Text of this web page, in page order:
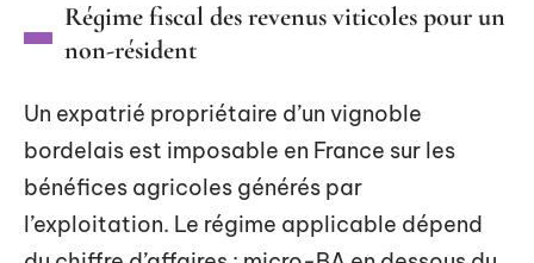
Régime fiscal des revenus viticoles pour un
non-résident
Un expatrié propriétaire d’un vignoble
bordelais est imposable en France sur les
bénéfices agricoles générés par
l’exploitation. Le régime applicable dépend